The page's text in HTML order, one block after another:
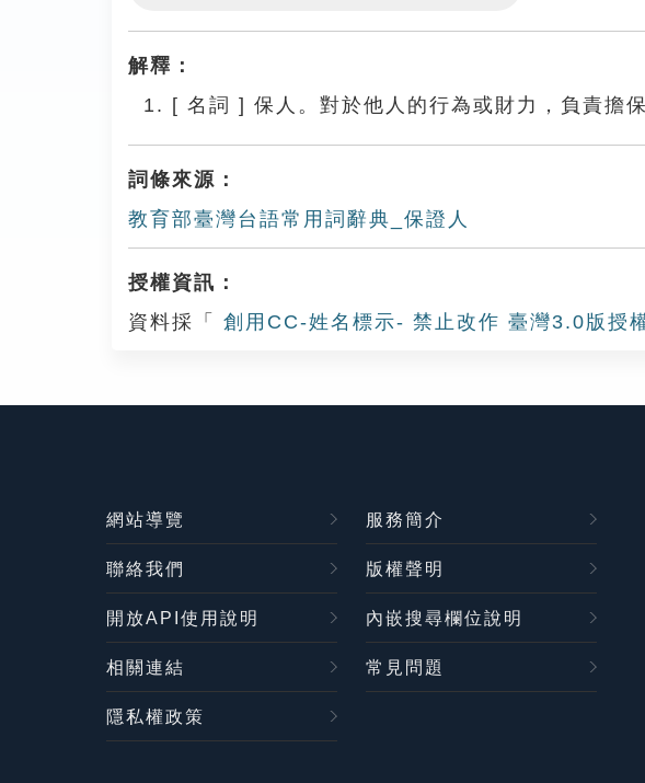
解釋：
[ 名詞 ] 保人。對於他人的行為或財力，負責擔保
詞條來源：
教育部臺灣台語常用詞辭典_保證人
授權資訊：
資料採「
創用CC-姓名標示- 禁止改作 臺灣3.0版授
網站導覽 服務簡介
聯絡我們 版權聲明
開放API使用說明 內嵌搜尋欄位說明
相關連結 常見問題
隱私權政策